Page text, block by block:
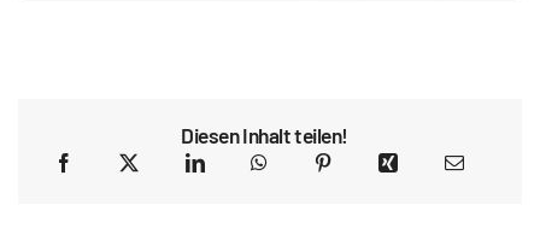
Diesen Inhalt teilen!